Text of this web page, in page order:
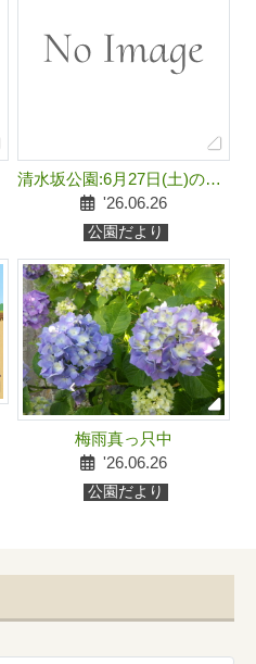
清水坂公園:6月27日(土)の流
れは中止とします。
'26.06.26
公園だより
梅雨真っ只中
'26.06.26
公園だより